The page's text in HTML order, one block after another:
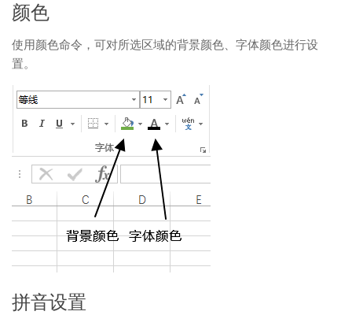
颜色
使用颜色命令，可对所选区域的背景颜色、字体颜色进行设
置。
拼音设置